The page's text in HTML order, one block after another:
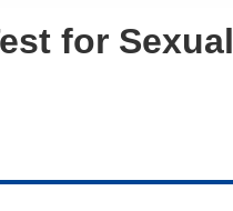
for Sexual